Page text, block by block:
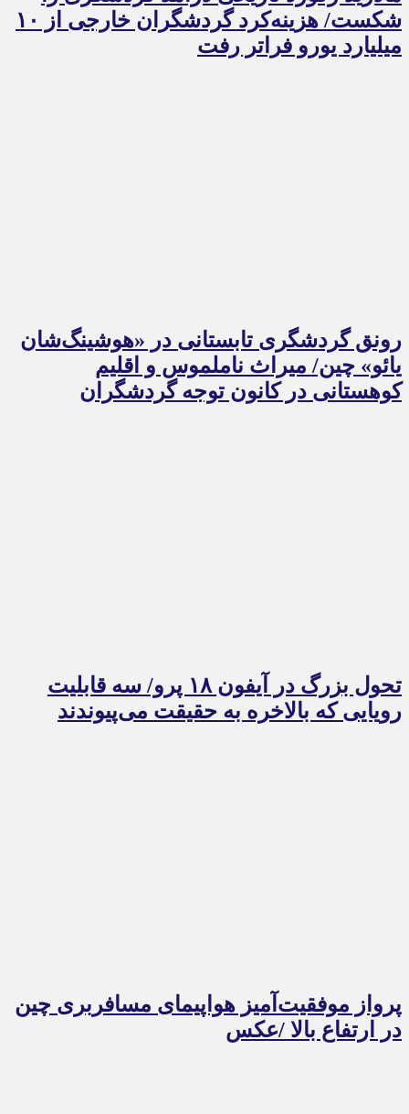
شکست/ هزینه‌کرد گردشگران خارجی از ۱۰
میلیارد یورو فراتر رفت
رونق گردشگری تابستانی در «هوشینگ‌شان
یائو» چین/ میراث ناملموس و اقلیم
کوهستانی در کانون توجه گردشگران
تحول بزرگ در آیفون ۱۸ پرو/ سه قابلیت
رویایی که بالاخره به حقیقت می‌پیوندند
پرواز موفقیت‌آمیز هواپیمای مسافربری چین
در ارتفاع بالا /عکس